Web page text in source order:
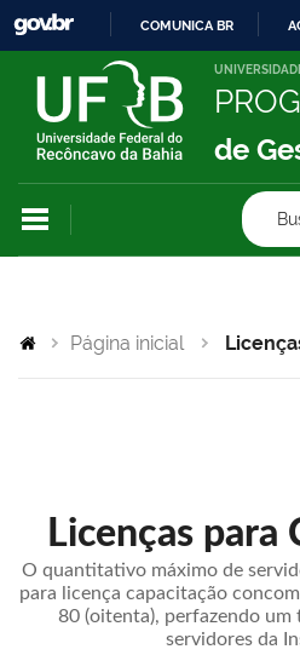
IR
PARA
COMUNICA BR
de
Página inicial
Licenças para
O quantitativo máximo de
para licença capacitação
80 (oitenta), perfazendo
servidores da